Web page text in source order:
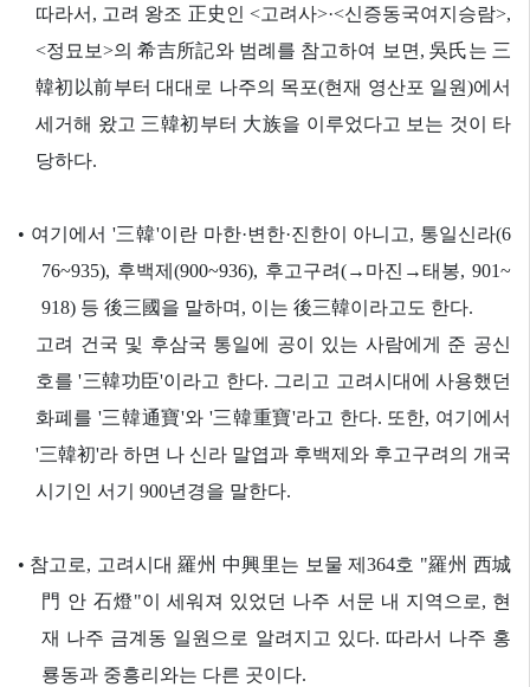
따라서, 고려 왕조 正史인 <고려사>·<신증동국여지승람>,
<정묘보>의 希吉所記와 범례를 참고하여 보면, 吳氏는 三
韓初以前부터 대대로 나주의 목포(현재 영산포 일원)에서
세거해 왔고 三韓初부터 大族을 이루었다고 보는 것이 타
당하다.
• 여기에서 '三韓'이란 마한·변한·진한이 아니고, 통일신라(6
76~935), 후백제(900~936), 후고구려(→마진→태봉, 901~
918) 등 後三國을 말하며, 이는 後三韓이라고도 한다.
고려 건국 및 후삼국 통일에 공이 있는 사람에게 준 공신
호를 '三韓功臣'이라고 한다. 그리고 고려시대에 사용했던
화폐를 '三韓通寶'와 '三韓重寶'라고 한다. 또한, 여기에서
'三韓初'라 하면 나 신라 말엽과 후백제와 후고구려의 개국
시기인 서기 900년경을 말한다.
• 참고로, 고려시대 羅州 中興里는 보물 제364호 "羅州 西城
門 안 石燈"이 세워져 있었던 나주 서문 내 지역으로, 현
재 나주 금계동 일원으로 알려지고 있다. 따라서 나주 홍
룡동과 중흥리와는 다른 곳이다.